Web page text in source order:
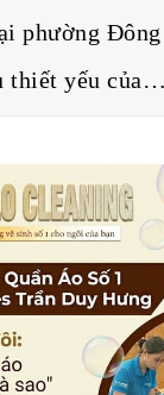
phường
thiết yếu của…